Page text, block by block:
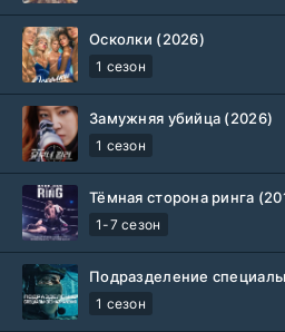
Осколки (2026)
1 сезон
Замужняя убийца (2026)
1 сезон
Тёмная сторона ринга
1-7 сезон
1 сезон